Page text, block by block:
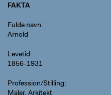
FAKTA
Fulde navn
Arnold
Levetid
1856-1931
Profession/Stilling
Maler, Arkitekt